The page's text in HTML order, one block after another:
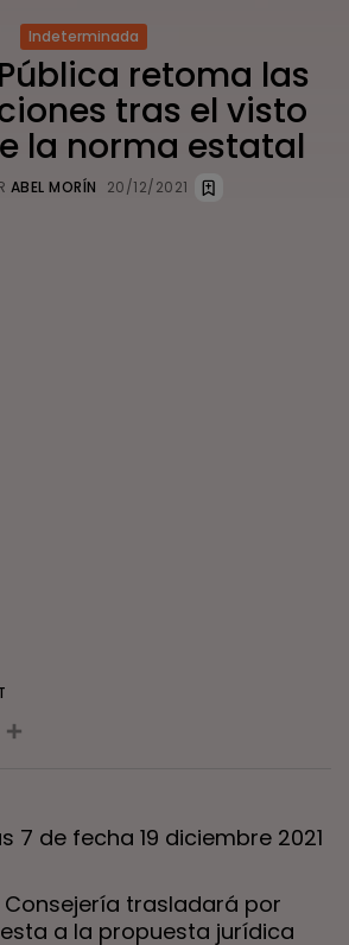
Indeterminada
retoma las
tras el visto
la norma estatal
ABEL MORÍN 20/12/2021
7 de fecha 19 diciembre 2021
Consejería trasladará por
a la propuesta jurídica
Compartir